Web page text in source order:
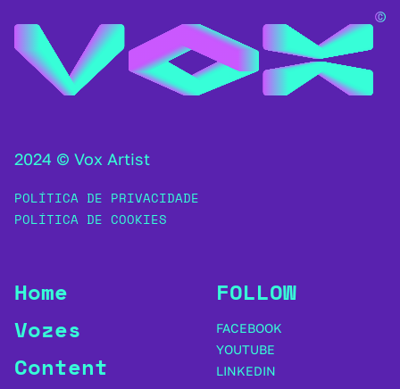
2024 © Vox Artist
POLÍTICA DE PRIVACIDADE
POLÍTICA DE COOKIES
Home
Vozes
Content
FOLLOW
FACEBOOK
YOUTUBE
LINKEDIN